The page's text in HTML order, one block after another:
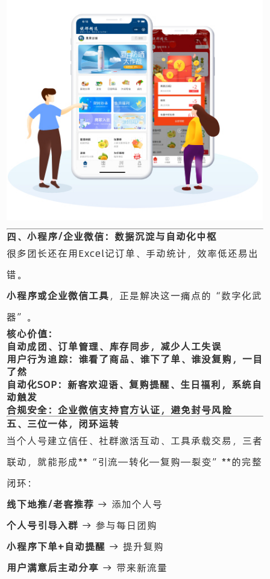
四、小程序/企业微信：数据沉淀与自动化中枢
很多团长还在用Excel记订单、手动统计，效率低还易出
错。
小程序或企业微信工具，正是解决这一痛点的“数字化武
器”。
核心价值：
自动成团、订单管理、库存同步，减少人工失误
用户行为追踪：谁看了商品、谁下了单、谁没复购，一目
了然
自动化SOP：新客欢迎语、复购提醒、生日福利，系统自
动触发
合规安全：企业微信支持官方认证，避免封号风险
五、三位一体，闭环运转
当个人号建立信任、社群激活互动、工具承载交易，三者
联动，就能形成**“引流—转化—复购—裂变”**的完整
闭环：
线下地推/老客推荐 → 添加个人号
个人号引导入群 → 参与每日团购
小程序下单+自动提醒 → 提升复购
用户满意后主动分享 → 带来新流量